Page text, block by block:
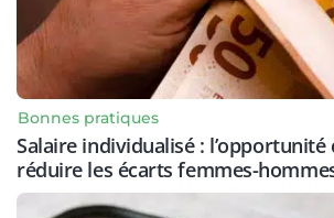
Bonnes pratiques
Salaire individualisé : l’opportunité
réduire les écarts femmes-